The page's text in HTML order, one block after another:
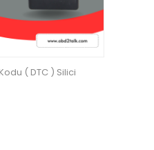
( DTC ) Silici